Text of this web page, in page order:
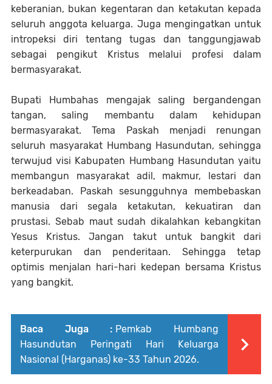
keberanian, bukan kegentaran dan ketakutan kepada
seluruh anggota keluarga. Juga mengingatkan untuk
intropeksi diri tentang tugas dan tanggungjawab
sebagai pengikut Kristus melalui profesi dalam
bermasyarakat.
Bupati Humbahas mengajak saling bergandengan
tangan, saling membantu dalam kehidupan
bermasyarakat. Tema Paskah menjadi renungan
seluruh masyarakat Humbang Hasundutan, sehingga
terwujud visi Kabupaten Humbang Hasundutan yaitu
membangun masyarakat adil, makmur, lestari dan
berkeadaban. Paskah sesungguhnya membebaskan
manusia dari segala ketakutan, kekuatiran dan
prustasi. Sebab maut sudah dikalahkan kebangkitan
Yesus Kristus. Jangan takut untuk bangkit dari
keterpurukan dan penderitaan. Sehingga tetap
optimis menjalan hari-hari kedepan bersama Kristus
yang bangkit.
Baca Juga : Pemkab Humbang
Hasundutan Peringati Hari Keluarga
Nasional (Harganas) ke-33 Tahun 2026.